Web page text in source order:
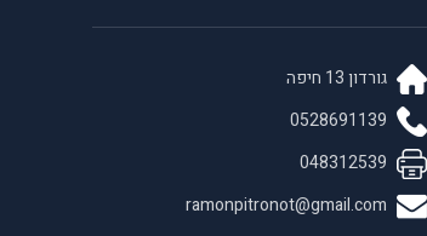
גורדון 13 חיפה
0528691139
048312539
ramonpitronot@gmail.com